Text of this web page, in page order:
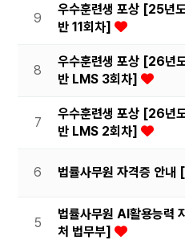
9
우수훈련생 포상 [25년
반 11회차]
8
우수훈련생 포상 [26년
반 LMS 3회차]
7
우수훈련생 포상 [26년
반 LMS 2회차]
6 법률사무원 자격증 안
5
법률사무원 AI활용능력
처 법무부]